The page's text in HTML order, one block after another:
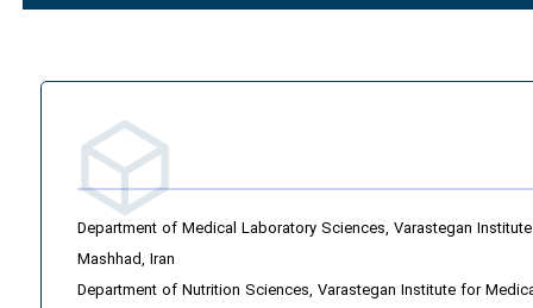
Department of Medical Laboratory Sciences, Varastegan
Mashhad, Iran
Department of Nutrition Sciences, Varastegan Institute for